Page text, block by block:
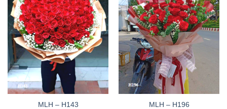
MLH – H143
MLH – H196